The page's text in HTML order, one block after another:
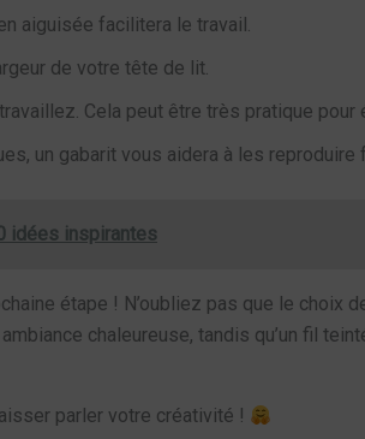
aiguisée facilitera le travail.
de votre tête de lit.
Cela peut être très pratique
un gabarit vous aidera à les reproduire
idées inspirantes
étape ! N’oubliez pas que le choix
chaleureuse, tandis qu’un fil
parler votre créativité !